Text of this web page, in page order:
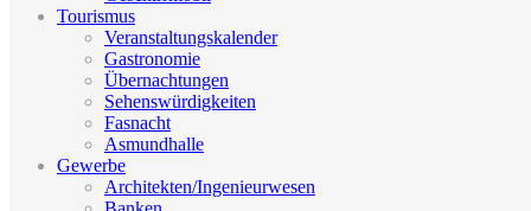
Tourismus
Veranstaltungskalender
Gastronomie
Übernachtungen
Sehenswürdigkeiten
Fasnacht
Asmundhalle
Gewerbe
Architekten/Ingenieurwesen